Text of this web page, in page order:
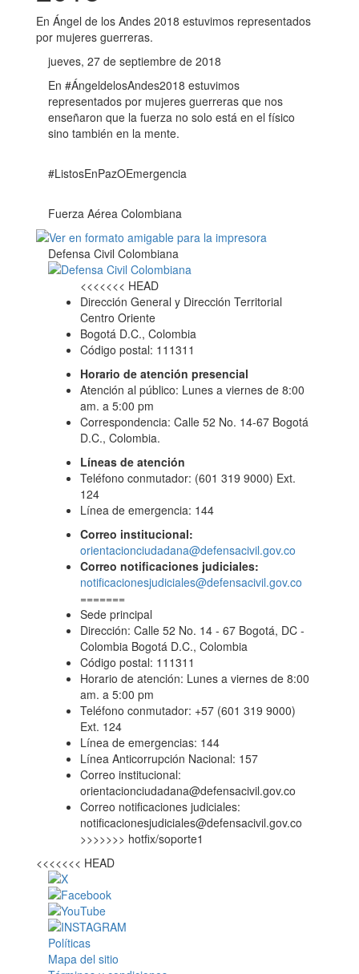
En Ángel de los Andes 2018 estuvimos representados
por mujeres guerreras.
jueves, 27 de septiembre de 2018
En #ÁngeldelosAndes2018 estuvimos
representados por mujeres guerreras que nos
enseñaron que la fuerza no solo está en el físico
sino también en la mente.
#ListosEnPazOEmergencia
Fuerza Aérea Colombiana
Defensa Civil Colombiana
<<<<<<< HEAD
Dirección General y Dirección Territorial
Centro Oriente
Bogotá D.C., Colombia
Código postal: 111311
Horario de atención presencial
Atención al público: Lunes a viernes de 8:00
am. a 5:00 pm
Correspondencia: Calle 52 No. 14-67 Bogotá
D.C., Colombia.
Líneas de atención
Teléfono conmutador: (601 319 9000) Ext.
124
Línea de emergencia: 144
Correo institucional:
orientacionciudadana@defensacivil.gov.co
Correo notificaciones judiciales:
notificacionesjudiciales@defensacivil.gov.co
=======
Sede principal
Dirección: Calle 52 No. 14 - 67 Bogotá, DC -
Colombia Bogotá D.C., Colombia
Código postal: 111311
Horario de atención: Lunes a viernes de 8:00
am. a 5:00 pm
Teléfono conmutador: +57 (601 319 9000)
Ext. 124
Línea de emergencias: 144
Línea Anticorrupción Nacional: 157
Correo institucional:
orientacionciudadana@defensacivil.gov.co
Correo notificaciones judiciales:
notificacionesjudiciales@defensacivil.gov.co
>>>>>>> hotfix/soporte1
<<<<<<< HEAD
Políticas
Mapa del sitio